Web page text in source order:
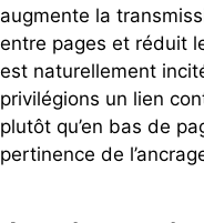
augmente la
entre pages et réduit
est naturellement
privilégions un lien
plutôt qu’en bas de
pertinence de